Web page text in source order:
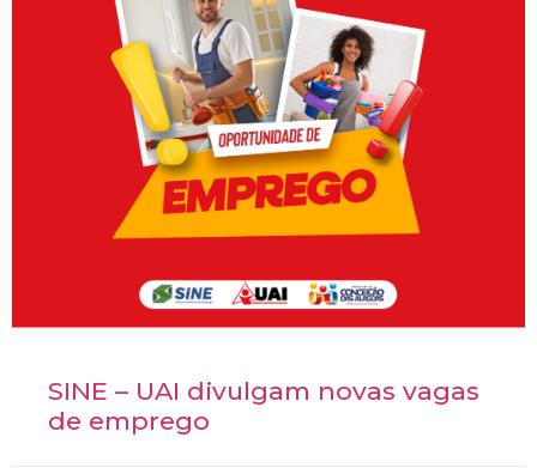
SINE – UAI divulgam novas vagas
de emprego